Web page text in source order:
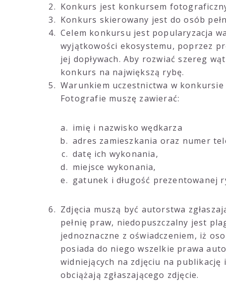
Konkurs jest konkursem
Konkurs skierowany jest do osób
Celem konkursu jest popularyzacja
wyjątkowości ekosystemu, poprzez
jej dopływach. Aby rozwiać szereg
konkurs na największą rybę.
Warunkiem uczestnictwa w
Fotografie muszę zawierać:
imię i nazwisko wędkarza
adres zamieszkania oraz numer
datę ich wykonania,
miejsce wykonania,
gatunek i długość prezentowanej
Zdjęcia muszą być autorstwa
pełnię praw, niedopuszczalny jest
jednoznaczne z oświadczeniem, iż
posiada do niego wszelkie prawa
widniejących na zdjęciu na
obciążają zgłaszającego zdjęcie.